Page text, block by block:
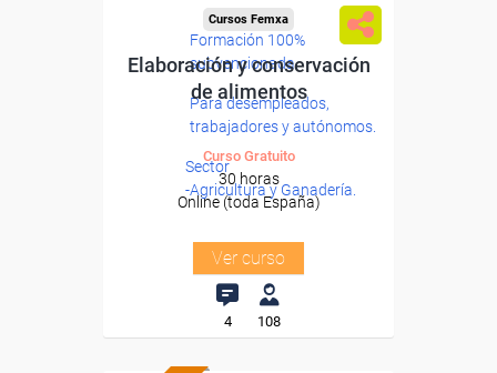
Formación 100%
subvencionada.
Para desempleados,
trabajadores y autónomos.
Sector
-Agricultura y Ganadería.
Cursos Femxa
Elaboración y conservación
de alimentos
Curso Gratuito
30 horas
Online (toda España)
Ver curso
4 108